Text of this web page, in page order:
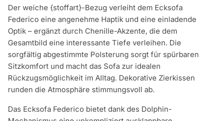
Der weiche {stoffart}-Bezug verleiht dem Ecksofa
Federico eine angenehme Haptik und eine einladende
Optik – ergänzt durch Chenille-Akzente, die dem
Gesamtbild eine interessante Tiefe verleihen. Die
sorgfältig abgestimmte Polsterung sorgt für spürbaren
Sitzkomfort und macht das Sofa zur idealen
Rückzugsmöglichkeit im Alltag. Dekorative Zierkissen
runden die Atmosphäre stimmungsvoll ab.
Das Ecksofa Federico bietet dank des Dolphin-